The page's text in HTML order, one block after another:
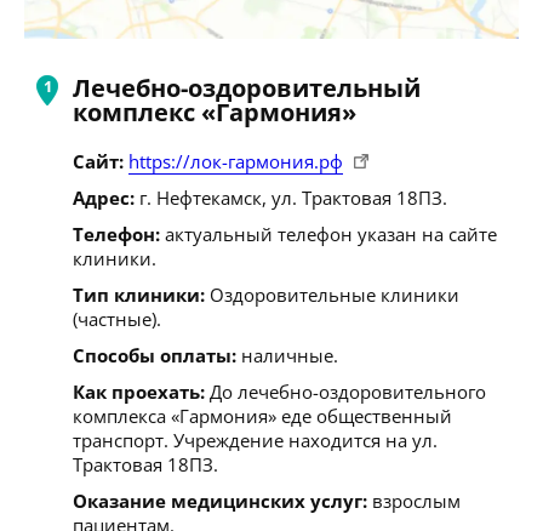
Лечебно-оздоровительный
комплекс «Гармония»
Сайт: https://лок-гармония.рф
Адрес: г. Нефтекамск, ул. Трактовая 18ПЗ.
Телефон: актуальный телефон указан на сайте
клиники.
Тип клиники: Оздоровительные клиники
(частные).
Способы оплаты: наличные.
Как проехать: До лечебно-оздоровительного
комплекса «Гармония» еде общественный
транспорт. Учреждение находится на ул.
Трактовая 18ПЗ.
Оказание медицинских услуг: взрослым
пациентам.